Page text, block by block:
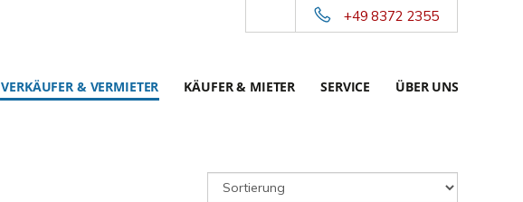
+49 8372 2355
VERKÄUFER & VERMIETER KÄUFER & MIETER SERVICE ÜBER UNS